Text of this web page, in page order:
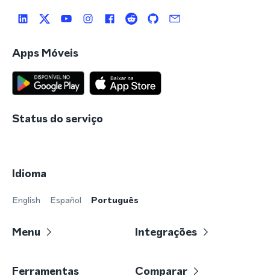
Apps Móveis
Status do serviço
Idioma
English Español Português
Menu Integrações
Ferramentas Comparar